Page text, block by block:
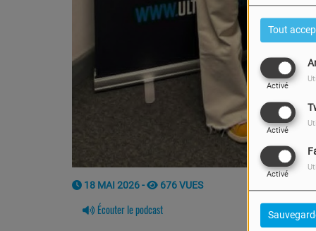
Tout
Activé
Activé
Activé
18 MAI 2026 - 676 VUES
Écouter le podcast